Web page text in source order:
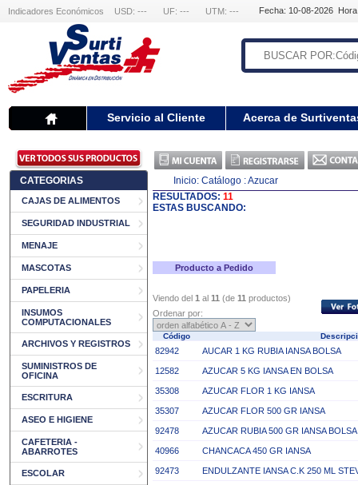
Indicadores Económicos USD: --- UF: --- UTM: --- Fecha: 10-08-2026
Servicio al Cliente Acerca de
CATEGORIAS
CAJAS DE ALIMENTOS
SEGURIDAD INDUSTRIAL
MENAJE
MASCOTAS
PAPELERIA
INSUMOS
COMPUTACIONALES
ARCHIVOS Y REGISTROS
SUMINISTROS DE
OFICINA
ESCRITURA
ASEO E HIGIENE
CAFETERIA -
ABARROTES
ESCOLAR
Inicio: Catálogo : Azucar
RESULTADOS: 11
ESTAS BUSCANDO:
Producto a Pedido
Viendo del 1 al 11 (de 11 productos)
Ordenar por:
Código
82942 AUCAR 1 KG RUBIA IANSA BOLSA
12582 AZUCAR 5 KG IANSA EN BOLSA
35308 AZUCAR FLOR 1 KG IANSA
35307 AZUCAR FLOR 500 GR IANSA
92478 AZUCAR RUBIA 500 GR IANSA BOLSA
40966 CHANCACA 450 GR IANSA
92473 ENDULZANTE IANSA C.K 250 ML